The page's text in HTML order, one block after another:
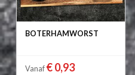
BOTERHAMWORST
Vanaf € 0,93